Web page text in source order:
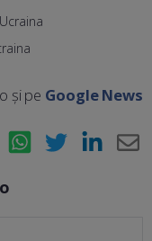
și pe Google News
Messenger WhatsApp Twitter LinkedIn